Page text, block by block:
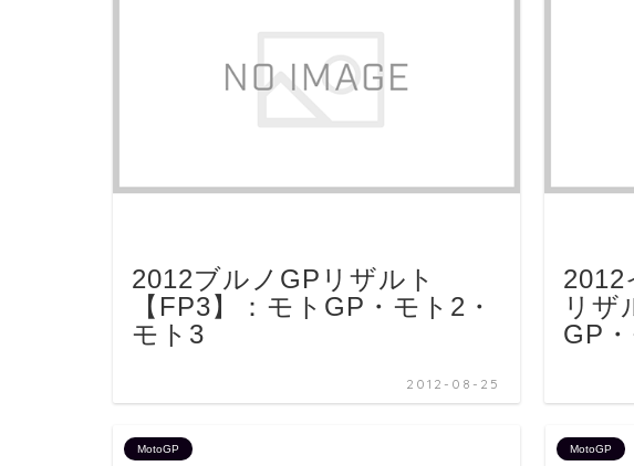
2012ブルノGPリザルト
【FP3】：モトGP・モト2・
モト3
2012-08-25
2012
リザ
GP
MotoGP MotoGP